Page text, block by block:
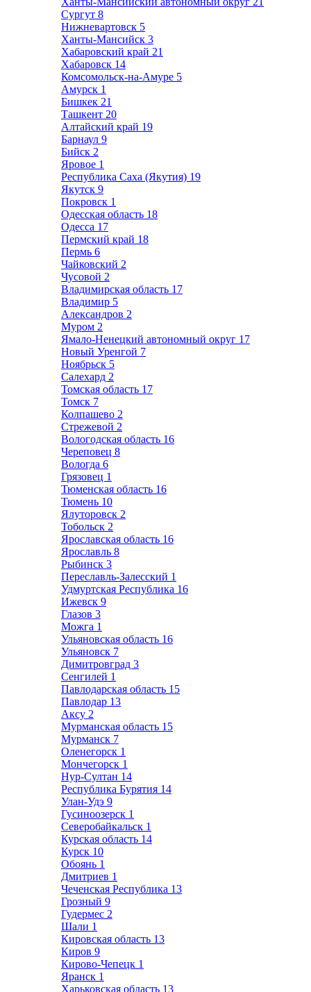
Сургут 8
Нижневартовск 5
Ханты-Мансийск 3
Хабаровский край 21
Хабаровск 14
Комсомольск-на-Амуре 5
Амурск 1
Бишкек 21
Ташкент 20
Алтайский край 19
Барнаул 9
Бийск 2
Яровое 1
Республика Саха (Якутия) 19
Якутск 9
Покровск 1
Одесская область 18
Одесса 17
Пермский край 18
Пермь 6
Чайковский 2
Чусовой 2
Владимирская область 17
Владимир 5
Александров 2
Муром 2
Ямало-Ненецкий автономный округ 17
Новый Уренгой 7
Ноябрьск 5
Салехард 2
Томская область 17
Томск 7
Колпашево 2
Стрежевой 2
Вологодская область 16
Череповец 8
Вологда 6
Грязовец 1
Тюменская область 16
Тюмень 10
Ялуторовск 2
Тобольск 2
Ярославская область 16
Ярославль 8
Рыбинск 3
Переславль-Залесский 1
Удмуртская Республика 16
Ижевск 9
Глазов 3
Можга 1
Ульяновская область 16
Ульяновск 7
Димитровград 3
Сенгилей 1
Павлодарская область 15
Павлодар 13
Аксу 2
Мурманская область 15
Мурманск 7
Оленегорск 1
Мончегорск 1
Нур-Султан 14
Республика Бурятия 14
Улан-Удэ 9
Гусиноозерск 1
Северобайкальск 1
Курская область 14
Курск 10
Обоянь 1
Дмитриев 1
Чеченская Республика 13
Грозный 9
Гудермес 2
Шали 1
Кировская область 13
Киров 9
Кирово-Чепецк 1
Яранск 1
Харьковская область 13